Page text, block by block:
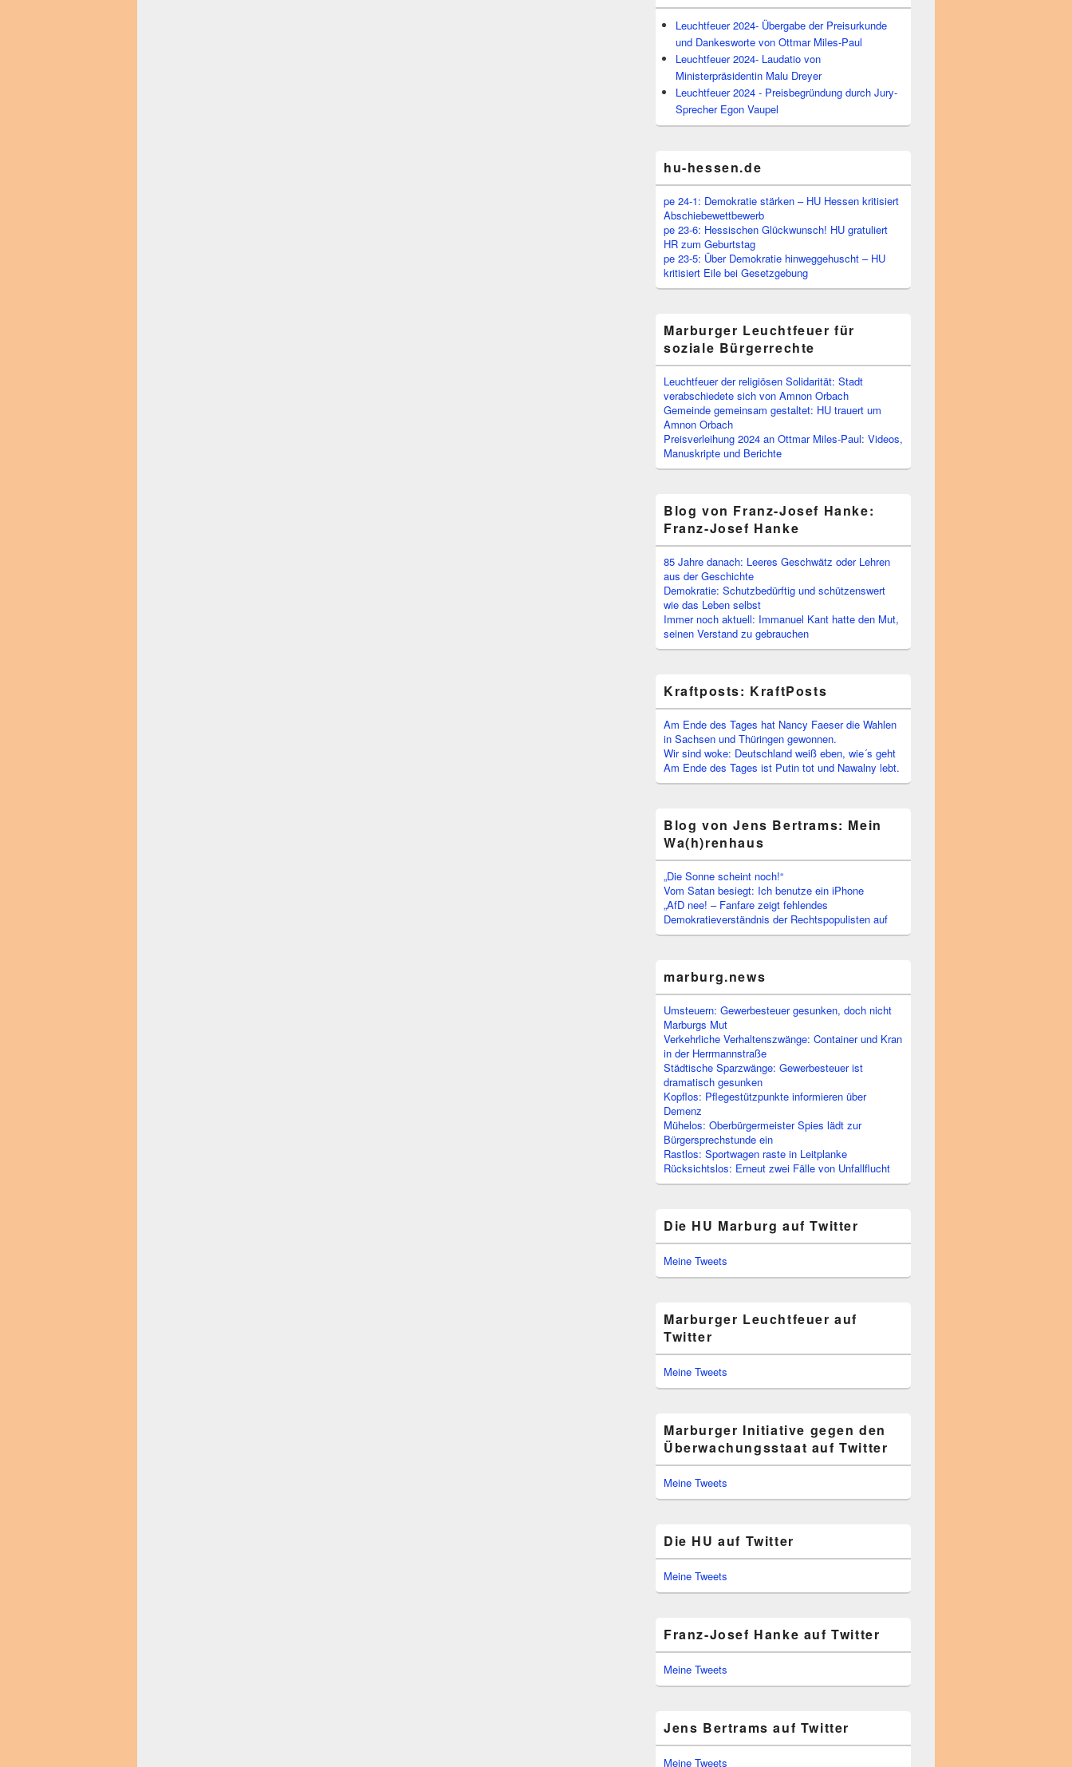
Leuchtfeuer 2024- Übergabe der Preisurkunde
und Dankesworte von Ottmar Miles-Paul
Leuchtfeuer 2024- Laudatio von
Ministerpräsidentin Malu Dreyer
Leuchtfeuer 2024 - Preisbegründung durch Jury-
Sprecher Egon Vaupel
hu-hessen.de
pe 24-1: Demokratie stärken – HU Hessen kritisiert
Abschiebewettbewerb
pe 23-6: Hessischen Glückwunsch! HU gratuliert
HR zum Geburtstag
pe 23-5: Über Demokratie hinweggehuscht – HU
kritisiert Eile bei Gesetzgebung
Marburger Leuchtfeuer für
soziale Bürgerrechte
Leuchtfeuer der religiösen Solidarität: Stadt
verabschiedete sich von Amnon Orbach
Gemeinde gemeinsam gestaltet: HU trauert um
Amnon Orbach
Preisverleihung 2024 an Ottmar Miles-Paul: Videos,
Manuskripte und Berichte
Blog von Franz-Josef Hanke:
Franz-Josef Hanke
85 Jahre danach: Leeres Geschwätz oder Lehren
aus der Geschichte
Demokratie: Schutzbedürftig und schützenswert
wie das Leben selbst
Immer noch aktuell: Immanuel Kant hatte den Mut,
seinen Verstand zu gebrauchen
Kraftposts: KraftPosts
Am Ende des Tages hat Nancy Faeser die Wahlen
in Sachsen und Thüringen gewonnen.
Wir sind woke: Deutschland weiß eben, wie´s geht
Am Ende des Tages ist Putin tot und Nawalny lebt.
Blog von Jens Bertrams: Mein
Wa(h)renhaus
„Die Sonne scheint noch!“
Vom Satan besiegt: Ich benutze ein iPhone
„AfD nee! – Fanfare zeigt fehlendes
Demokratieverständnis der Rechtspopulisten auf
marburg.news
Umsteuern: Gewerbesteuer gesunken, doch nicht
Marburgs Mut
Verkehrliche Verhaltenszwänge: Container und Kran
in der Herrmannstraße
Städtische Sparzwänge: Gewerbesteuer ist
dramatisch gesunken
Kopflos: Pflegestützpunkte informieren über
Demenz
Mühelos: Oberbürgermeister Spies lädt zur
Bürgersprechstunde ein
Rastlos: Sportwagen raste in Leitplanke
Rücksichtslos: Erneut zwei Fälle von Unfallflucht
Die HU Marburg auf Twitter
Meine Tweets
Marburger Leuchtfeuer auf
Twitter
Meine Tweets
Marburger Initiative gegen den
Überwachungsstaat auf Twitter
Meine Tweets
Die HU auf Twitter
Meine Tweets
Franz-Josef Hanke auf Twitter
Meine Tweets
Jens Bertrams auf Twitter
Meine Tweets